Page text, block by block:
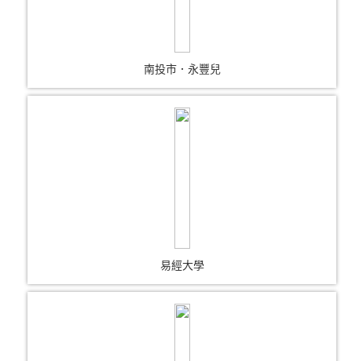
南投市．永豐兒
易經大學